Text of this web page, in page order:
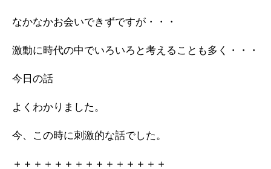
なかなかお会いできずですが・・・
激動に時代の中でいろいろと考えることも多く・・・
今日の話
よくわかりました。
今、この時に刺激的な話でした。
＋＋＋＋＋＋＋＋＋＋＋＋＋＋＋